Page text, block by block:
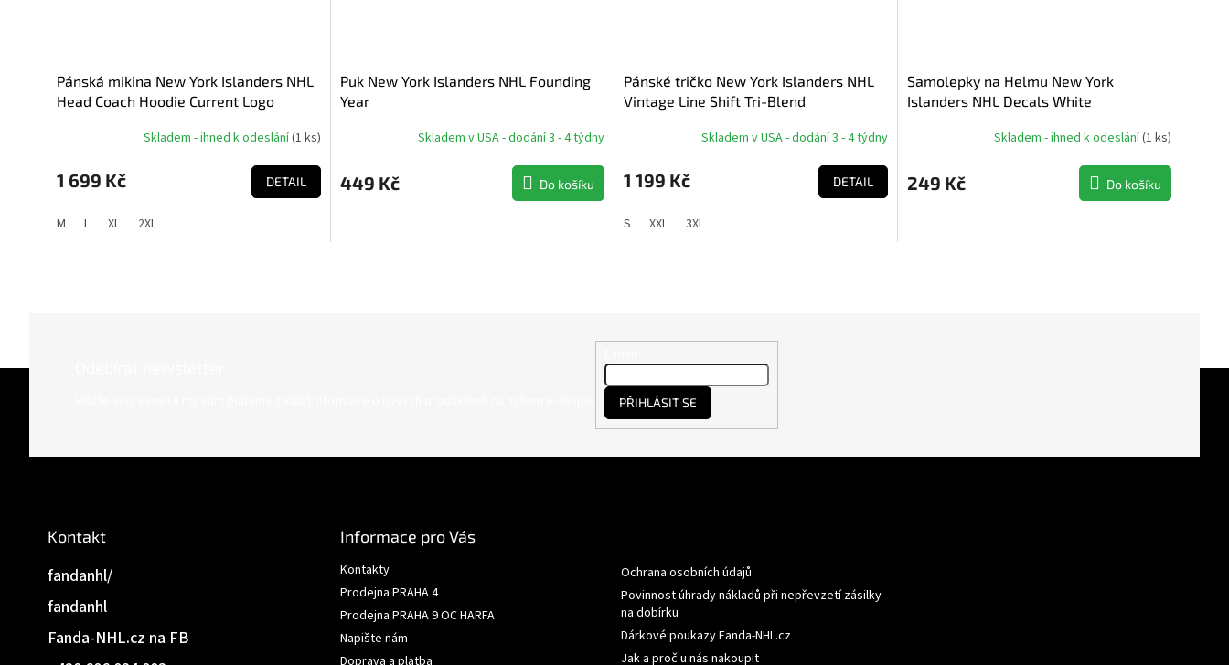
Pánská mikina New York Islanders NHL
Head Coach Hoodie Current Logo
Skladem - ihned k odeslání(1 ks)
1 699 Kč DETAIL
M L XL 2XL
Puk New York Islanders NHL Founding
Year
Skladem v USA - dodání 3 - 4 týdny
449 Kč Do košíku
Pánské tričko New York Islanders NHL
Vintage Line Shift Tri-Blend
Skladem v USA - dodání 3 - 4 týdny
1 199 Kč DETAIL
S XXL 3XL
Samolepky na Helmu New York
Islanders NHL Decals White
Skladem - ihned k odeslání(1 ks)
249 Kč Do košíku
Kontakt
Fanda-NHL.cz na FB
fandanhl
fandanhl/
Informace pro Vás
Kontakty
Prodejna PRAHA 4
Prodejna PRAHA 9 OC HARFA
Napište nám
Ochrana osobních údajů
Povinnost úhrady nákladů při nepřevzetí zásilky
na dobírku
Dárkové poukazy Fanda-NHL.cz
Jak a proč u nás nakoupit
PŘIHLÁSIT SE